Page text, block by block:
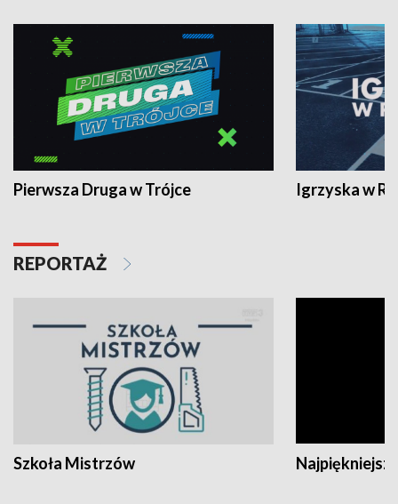
Pierwsza Druga w Trójce Igrzyska w
REPORTAŻ
Szkoła Mistrzów